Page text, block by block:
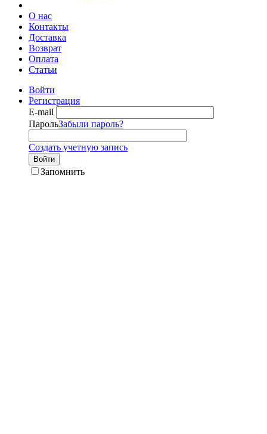
О нас
Контакты
Доставка
Возврат
Оплата
Статьи
Войти
Регистрация
E-mail
ПарольЗабыли пароль?
Создать учетную запись
Войти
Запомнить